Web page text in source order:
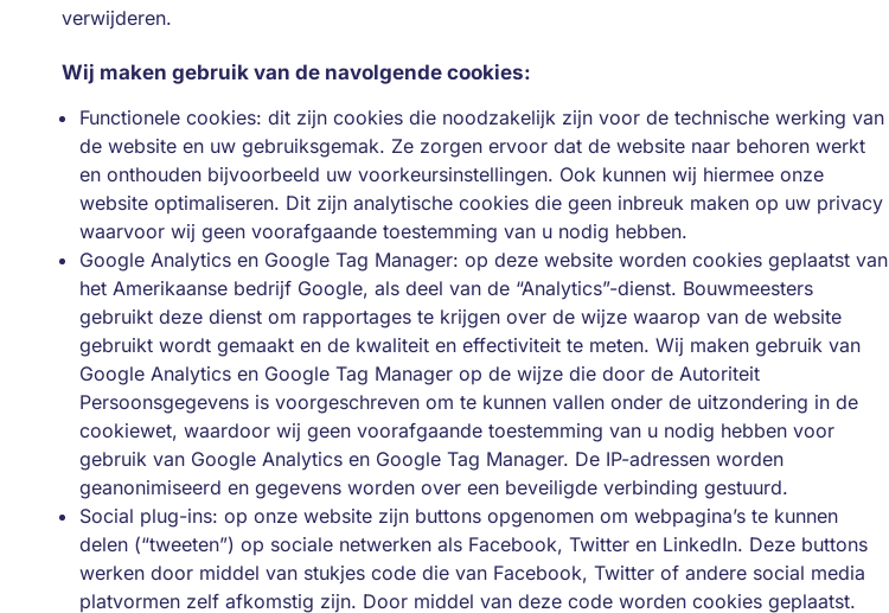
verwijderen.
Wij maken gebruik van de navolgende cookies:
Functionele cookies: dit zijn cookies die noodzakelijk zijn voor de technische werking van
de website en uw gebruiksgemak. Ze zorgen ervoor dat de website naar behoren werkt
en onthouden bijvoorbeeld uw voorkeursinstellingen. Ook kunnen wij hiermee onze
website optimaliseren. Dit zijn analytische cookies die geen inbreuk maken op uw privacy
waarvoor wij geen voorafgaande toestemming van u nodig hebben.
Google Analytics en Google Tag Manager: op deze website worden cookies geplaatst van
het Amerikaanse bedrijf Google, als deel van de “Analytics”-dienst. Bouwmeesters
gebruikt deze dienst om rapportages te krijgen over de wijze waarop van de website
gebruikt wordt gemaakt en de kwaliteit en effectiviteit te meten. Wij maken gebruik van
Google Analytics en Google Tag Manager op de wijze die door de Autoriteit
Persoonsgegevens is voorgeschreven om te kunnen vallen onder de uitzondering in de
cookiewet, waardoor wij geen voorafgaande toestemming van u nodig hebben voor
gebruik van Google Analytics en Google Tag Manager. De IP-adressen worden
geanonimiseerd en gegevens worden over een beveiligde verbinding gestuurd.
Social plug-ins: op onze website zijn buttons opgenomen om webpagina’s te kunnen
delen (“tweeten”) op sociale netwerken als Facebook, Twitter en LinkedIn. Deze buttons
werken door middel van stukjes code die van Facebook, Twitter of andere social media
platvormen zelf afkomstig zijn. Door middel van deze code worden cookies geplaatst.